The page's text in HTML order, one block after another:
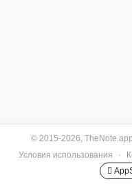
© 2015-2026, TheNote.app
Условия использования
·
